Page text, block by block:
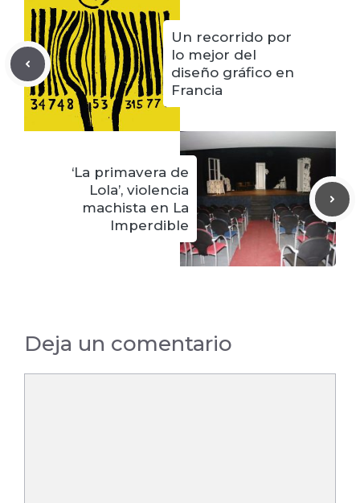
Un recorrido por
lo mejor del
diseño gráfico en
Francia
‘La primavera de
Lola’, violencia
machista en La
Imperdible
Deja un comentario